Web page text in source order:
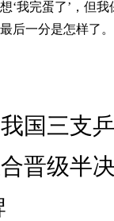
‘我完蛋了’，但
后一分是怎样了。
国三支乒
晋级半决